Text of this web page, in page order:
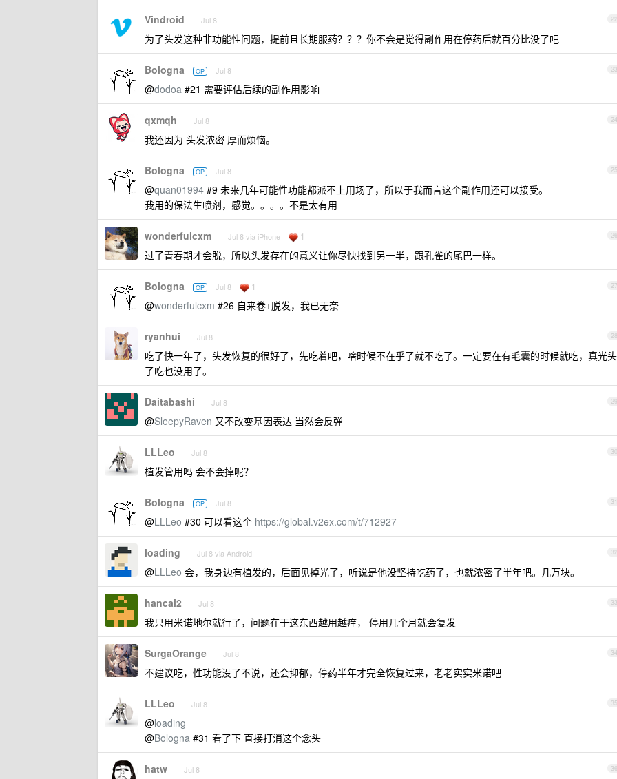
22
Vindroid Jul 8
为了头发这种非功能性问题，提前且长期服药？？？你不会是觉得副作用在停药后就百分比没了吧
23
Bologna OP Jul 8
@dodoa #21 需要评估后续的副作用影响
24
qxmqh Jul 8
我还因为 头发浓密 厚而烦恼。
25
Bologna OP Jul 8
@quan01994 #9 未来几年可能性功能都派不上用场了，所以于我而言这个副作用还可以接受。
我用的保法生喷剂，感觉。。。。不是太有用
26
wonderfulcxm Jul 8 via iPhone 1
过了青春期才会脱，所以头发存在的意义让你尽快找到另一半，跟孔雀的尾巴一样。
27
Bologna OP Jul 8 1
@wonderfulcxm #26 自来卷+脱发，我已无奈
28
ryanhui Jul 8
吃了快一年了，头发恢复的很好了，先吃着吧，啥时候不在乎了就不吃了。一定要在有毛囊的时候就吃，真光头
了吃也没用了。
29
Daitabashi Jul 8
@SleepyRaven 又不改变基因表达 当然会反弹
30
LLLeo Jul 8
植发管用吗 会不会掉呢？
31
Bologna OP Jul 8
@LLLeo #30 可以看这个 https://global.v2ex.com/t/712927
32
loading Jul 8 via Android
@LLLeo 会，我身边有植发的，后面见掉光了，听说是他没坚持吃药了，也就浓密了半年吧。几万块。
33
hancai2 Jul 8
我只用米诺地尔就行了，问题在于这东西越用越痒， 停用几个月就会复发
34
SurgaOrange Jul 8
不建议吃，性功能没了不说，还会抑郁，停药半年才完全恢复过来，老老实实米诺吧
35
LLLeo Jul 8
@loading
@Bologna #31 看了下 直接打消这个念头
36
hatw Jul 8